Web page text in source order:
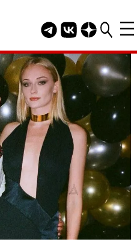
Telegram канал
Группа HELLO
Канал